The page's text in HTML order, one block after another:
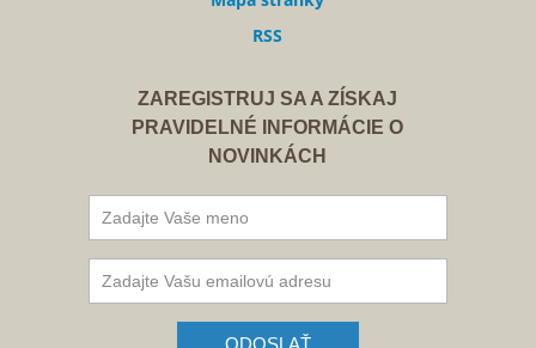
RSS
ZAREGISTRUJ SA A ZÍSKAJ
PRAVIDELNÉ INFORMÁCIE O
NOVINKÁCH